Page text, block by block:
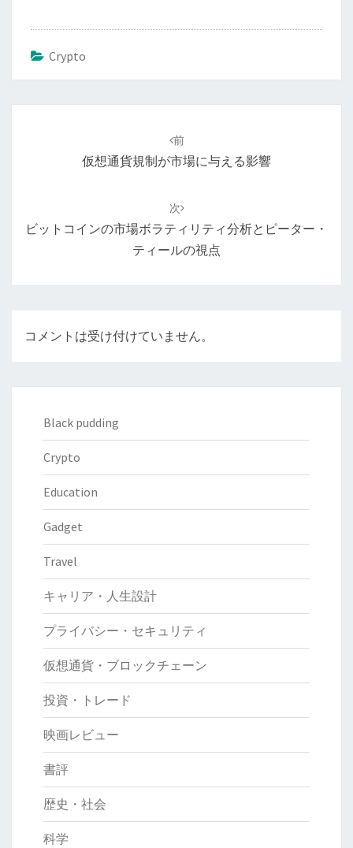
Crypto
シ
前
仮想通貨規制が市場に与える影響
次
ビットコインの市場ボラティリティ分析とピーター・
ティールの視点
コメントは受け付けていません。
Black pudding
Crypto
Education
Gadget
Travel
キャリア・人生設計
プライバシー・セキュリティ
仮想通貨・ブロックチェーン
投資・トレード
映画レビュー
書評
歴史・社会
科学